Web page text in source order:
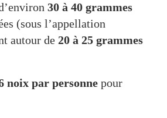
30 à 40 grammes
(sous l’appellation
autour de 20 à 25 grammes
noix par personne pour